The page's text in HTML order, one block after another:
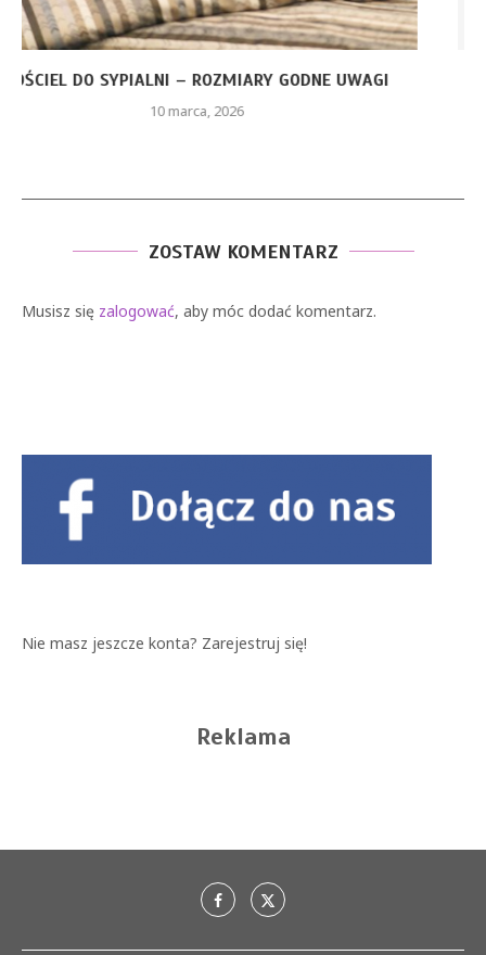
CZERWONA SUKIENKA Z PIÓRAMI – JAKIE ELEMENTY
STYLU...
ZOSTAW KOMENTARZ
Musisz się zalogować, aby móc dodać komentarz.
Nie masz jeszcze konta? Zarejestruj się!
Reklama